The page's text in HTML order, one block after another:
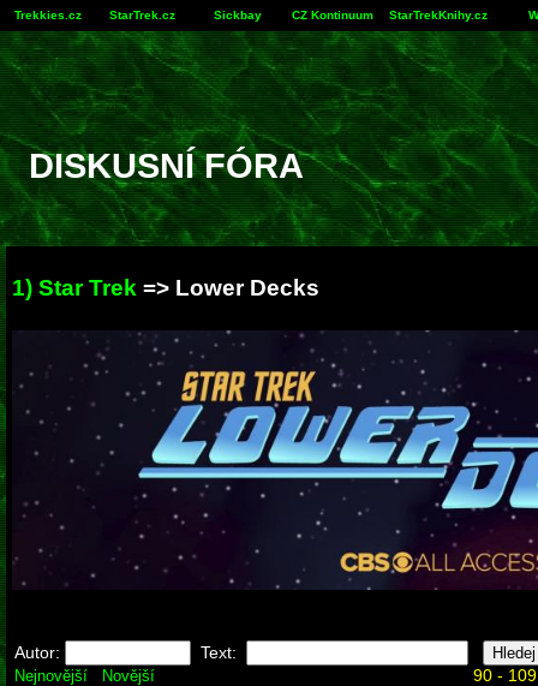
Trekkies.cz StarTrek.cz Sickbay CZ Kontinuum StarTrekKnihy.cz
DISKUSNÍ FÓRA
1) Star Trek => Lower Decks
Autor: Text:
Nejnovější Novější 90 -